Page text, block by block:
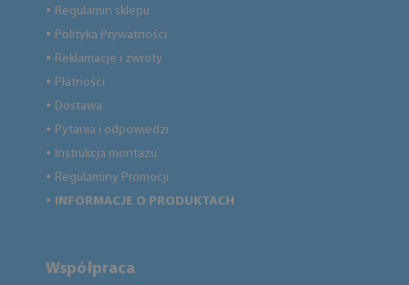
● Regulamin sklepu
● Polityka Prywatności
● Reklamacje i zwroty
● Płatności
● Dostawa
● Pytania i odpowiedzi
● Instrukcja montażu
● Regulaminy Promocji
● INFORMACJE O PRODUKTACH
Współpraca